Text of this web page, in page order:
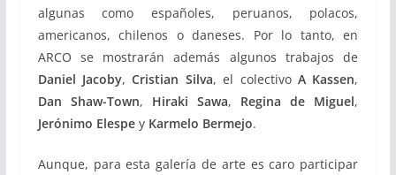
algunas como españoles, peruanos, polacos,
americanos, chilenos o daneses. Por lo tanto, en
ARCO se mostrarán además algunos trabajos de
Daniel Jacoby,Cristian Silva, el colectivo A Kassen,
Dan Shaw-Town, Hiraki Sawa, Regina de Miguel,
Jerónimo Elespey Karmelo Bermejo.
Aunque, para esta galería de arte es caro participar